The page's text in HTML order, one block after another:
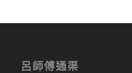
呂師傅通渠